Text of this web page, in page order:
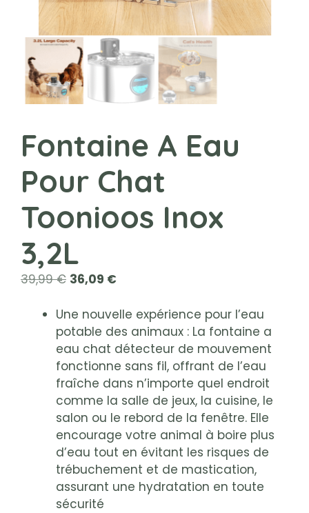
Fontaine A Eau
Pour Chat
Toonioos Inox
3,2L
39,99€ Le
initial
était :
39,99 €.
36,09 €
actuel
est :
36,09 €.
Une nouvelle expérience pour l’eau
potable des animaux : La fontaine a
eau chat détecteur de mouvement
fonctionne sans fil, offrant de l’eau
fraîche dans n’importe quel endroit
comme la salle de jeux, la cuisine, le
salon ou le rebord de la fenêtre. Elle
encourage votre animal à boire plus
d’eau tout en évitant les risques de
trébuchement et de mastication,
assurant une hydratation en toute
sécurité